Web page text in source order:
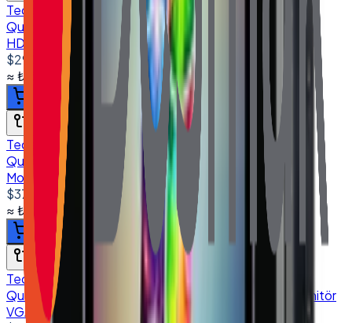
Tedarik
Quanmax TCH-1850NT 18.5'' Endüstriyel Monitör VGA
HDMI DVI 1366*768
$290.00
+ KDV
≈₺13.870,12 + KDV (% 20 )
Sepete ekle
Karşılaştır
Tedarik
Quanmax TCH-2150M 21.5'' Endüstriyel Dokunmatik
Monitör VGA HDMI DVI USB 1920*1080 FHD
$375.00
+ KDV
≈₺17.935,50 + KDV(% 20
Sepete ekle
Karşılaştır
Tedarik
Quanmax TCH-3200 32' Endüstriyel Dokunmatik Monitör
VGA HDMI DVI